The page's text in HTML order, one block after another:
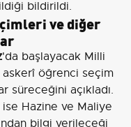
bildirildi.
ve diğer
'da başlayacak Milli
askerî öğrenci seçim
süreceğini açıkladı.
Hazine ve Maliye
bilgi verileceği